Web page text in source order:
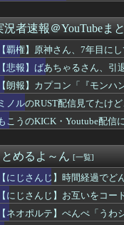
ののは、初の後輩コラボ！
ホロドリ石配布渋くね？
Play初のトーク番組「選
ホロドリ早くもイベント第
にあす、遊戯王で今月もダ
ホロドリ初イベント終了！
やしきず、スプラトゥーン
師匠、Grokに自分の気持ち
これはこれでちょっと裏来
Youtubeに音声返信機能な
フブさん、故郷に錦を飾る
※杉田さんはねっ子神です
ねねち概要欄、小学生並み
況者速報＠YouTubeま
【覇権】原神さん、7年目に
【悲報】ばあちゃるさん、引
【朗報】カプコン「『モン
ミノルのRUST配信見てたけ
こうのKICK・Youtube配
めるよ～ん [一覧]
【にじさんじ】時間経過でど
【にじさんじ】お互いをコ
【ネオポルテ】ぺんぺ「うわ